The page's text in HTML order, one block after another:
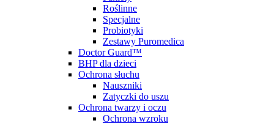
Roślinne
Specjalne
Probiotyki
Zestawy Puromedica
Doctor Guard™
BHP dla dzieci
Ochrona słuchu
Nauszniki
Zatyczki do uszu
Ochrona twarzy i oczu
Ochrona wzroku